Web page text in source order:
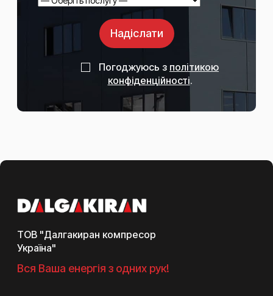
Надіслати
Погоджуюсь з політикою
конфіденційності.
ТОВ "Далгакиран компресор
Україна"
Вся Ваша енергія з одних рук!